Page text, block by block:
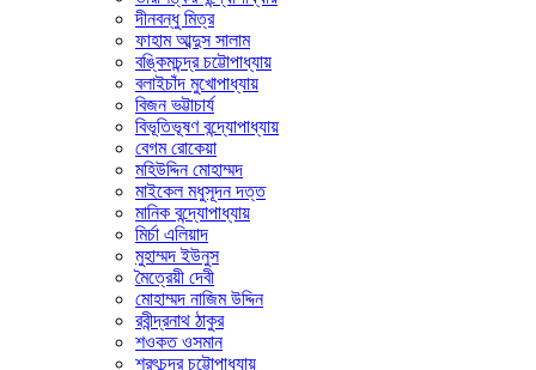
দীনবন্ধু মিত্র
ফাহাম আব্দুস সালাম
বঙ্কিমচন্দ্র চট্টোপাধ্যায়
বলাইচাঁদ মুখোপাধ্যায়
বিজন ভট্টাচার্য
বিভূতিভূষণ বন্দ্যোপাধ্যায়
বেগম রোকেয়া
মহিউদ্দিন মোহাম্মদ
মাইকেল মধুসূদন দত্ত
মানিক বন্দ্যোপাধ্যায়
মির্চা এলিয়াদ
মুহাম্মদ ইউনুস
মৈত্রেয়ী দেবী
মোহাম্মদ নাজিম উদ্দিন
রবীন্দ্রনাথ ঠাকুর
শওকত ওসমান
শরৎচন্দ্র চট্টোপাধ্যায়